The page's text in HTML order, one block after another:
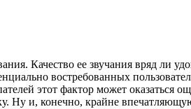
Качество ее звучания вряд ли
востребованных
этот фактор может оказаться
и, конечно, крайне